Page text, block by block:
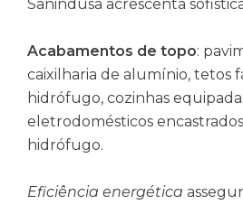
Sanindusa acrescenta
Acabamentos de topo:
caixilharia de alumínio, tetos
hidrófugo, cozinhas
eletrodomésticos
hidrófugo.
Eficiência energética